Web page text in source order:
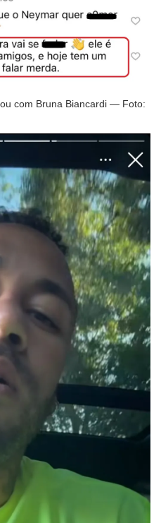
com Bruna Biancardi — Foto: